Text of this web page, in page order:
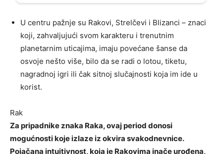
U centru pažnje su Rakovi, Strelčevi i Blizanci – znaci
koji, zahvaljujući svom karakteru i trenutnim
planetarnim uticajima, imaju povećane šanse da
osvoje nešto više, bilo da se radi o lotou, tiketu,
nagradnoj igri ili čak sitnoj slučajnosti koja im ide u
korist.
Rak
Za pripadnike znaka Raka, ovaj period donosi
mogućnosti koje izlaze iz okvira svakodnevnice.
Pojačana intuitivnost, koja je Rakovima inače urođena,